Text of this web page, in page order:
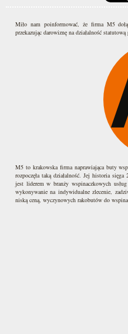
Miło nam poinformować, że firma M5
przekazując darowiznę na działalność
M5 to krakowska firma naprawiająca buty
rozpoczęła taką działalność. Jej historia
jest liderem w branży wspinaczkowych
wykonywanie na indywidualne zlecenie,
niską ceną, wyczynowych rakobutów do